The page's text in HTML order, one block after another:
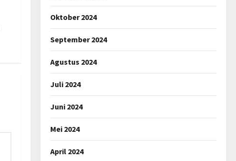
Oktober 2024
September 2024
Agustus 2024
Juli 2024
Juni 2024
Mei 2024
April 2024